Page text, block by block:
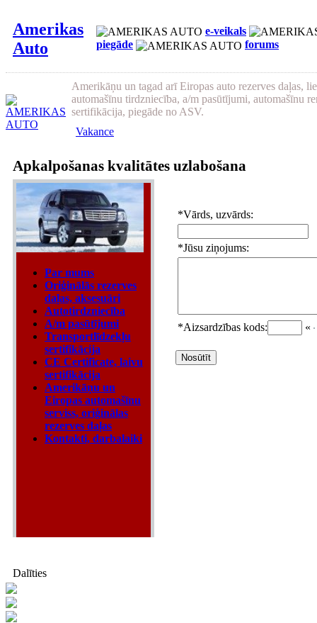
Amerikas
Auto
e-veikals
piegāde
forums
Amerikāņu un tagad arī Eiropas auto rezerves daļas,
automašīnu tirdzniecība, a/m pasūtījumi, automašīnu
sertifikācija, piegāde no ASV.
Vakance
Apkalpošanas kvalitātes uzlabošana
Par mums
Oriģinālās rezerves
daļas, aksesuāri
Autotirdzniecība
A/m pasūtījumi
Transportlīdzekļu
sertifikācija
CE Certificate, laivu
sertifikācija
Amerikāņu un
Eiropas automašīnu
serviss, oriģinālas
rezerves daļas
Kontakti, darbalaiki
Dalīties
*Vārds, uzvārds:
*Jūsu ziņojums:
*Aizsardzības kods: «